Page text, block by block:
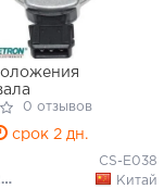
A3/A4/A6/
0 отзывов
срок 2 дн.
CS-E038
MOBILETRON
Китай